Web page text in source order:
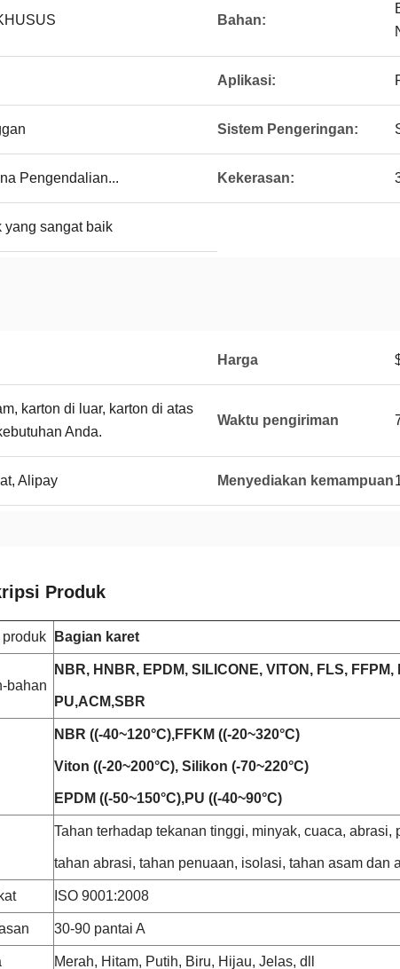
Bahan:
Aplikasi:
Sistem Pengeringan:
Pengendalian... Kekerasan:
yang sangat baik
Harga
karton di luar, karton di atas
Anda.
Waktu pengiriman
Alipay Menyediakan kemampuan
Produk
produk Bagian karet
bahan
NBR, HNBR, EPDM, SILICONE, VITON, FLS, FFPM,
PU,ACM,SBR
NBR ((-40~120°C),FFKM ((-20~320°C)
Viton ((-20~200°C), Silikon (-70~220°C)
EPDM ((-50~150°C),PU ((-40~90°C)
Tahan terhadap tekanan tinggi, minyak, cuaca, abrasi,
tahan abrasi, tahan penuaan, isolasi, tahan asam dan
ISO 9001:2008
30-90 pantai A
Merah, Hitam, Putih, Biru, Hijau, Jelas, dll